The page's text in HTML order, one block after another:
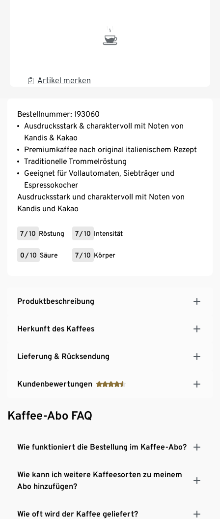
Artikel merken
Bestellnummer: 193060
Ausdrucksstark & charaktervoll mit Noten von
Kandis & Kakao
Premiumkaffee nach original italienischem Rezept
Traditionelle Trommelröstung
Geeignet für Vollautomaten, Siebträger und
Espressokocher
Ausdrucksstark und charaktervoll mit Noten von
Kandis und Kakao
7/10 Röstung 7/10 Intensität
0 /10 Säure 7/10 Körper
Produktbeschreibung
Herkunft des Kaffees
Lieferung & Rücksendung
Kundenbewertungen
Kaffee-Abo FAQ
Wie funktioniert die Bestellung im Kaffee-Abo?
Wie kann ich weitere Kaffeesorten zu meinem
Abo hinzufügen?
Wie oft wird der Kaffee geliefert?